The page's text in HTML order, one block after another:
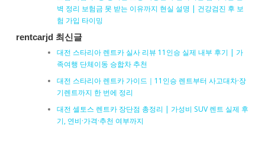
벽 정리 보험금 못 받는 이유까지 현실 설명 | 건강검진 후 보
험 가입 타이밍
rentcarjd 최신글
대전 스타리아 렌트카 실사 리뷰 11인승 실제 내부 후기 | 가
족여행 단체이동 승합차 추천
대전 스타리아 렌트카 가이드｜11인승 렌트부터 사고대차·장
기렌트까지 한 번에 정리
대전 셀토스 렌트카 장단점 총정리 | 가성비 SUV 렌트 실제 후
기, 연비·가격·추천 여부까지